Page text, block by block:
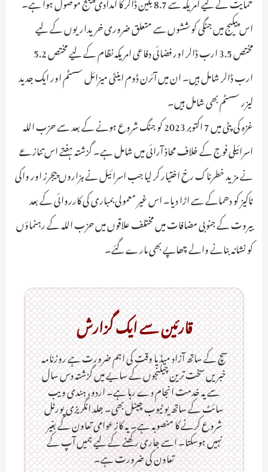
اس پیکیج میں جنگی کوششوں سے متعلق ضروری خریداریوں کے لیے
مختص 3.5 ارب ڈالر اور فضائی دفاعی امریکہ نظام کے لیے مختص 5.2
ارب ڈالر شامل ہیں۔ ان میں آئرن ڈوم اینٹی میزائل سسٹم اور ایک جدید
لیزر سسٹم بھی شامل ہیں۔
غزہ کی پٹی میں 7 اکتوبر 2023 کو جنگ شروع ہونے کے بعد سے حزب اللہ
اسرائیلی فوج کے خلاف محاذ آرائی میں شامل ہے۔ گزشتہ ہفتے اس تنازعے
نے مزید خطرناک رخ اختیار کر لیا جب اسرائیل نے ہزاروں پیجرز اور واکی
ٹاکیز کو دھماکے سے اڑا دیا۔ اس غیر معمولی بمباری کی کارروائی کے بعد
بیروت کے جنوبی مضافات میں مختلف علاقوں میں حزب اللہ کے رہنماؤں
کو نشانہ بنانے والے چھاپے بھی مارے گئے۔
قارئین سے ایک گزارش
سچ کے ساتھ آزاد میڈیا وقت کی اہم ضرورت ہےـ روزنامہ
خبریں سخت ترین چیلنجوں کے سایے میں گزشتہ دس سال
سے یہ خدمت انجام دے رہا ہے۔ اردو، ہندی ویب
سائٹ کے ساتھ یو ٹیوب چینل بھی۔ جلد انگریزی پورٹل
شروع کرنے کا منصوبہ ہے۔ یہ کاز عوامی تعاون کے بغیر
نہیں ہوسکتا۔ اسے جاری رکھنے کے لیے ہمیں آپ کے
تعاون کی ضرورت ہے۔